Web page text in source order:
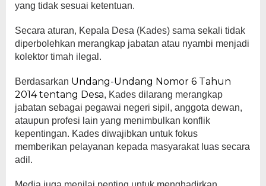
yang tidak sesuai ketentuan.
Secara aturan, Kepala Desa (Kades) sama sekali tidak
diperbolehkan merangkap jabatan atau nyambi menjadi
kolektor timah ilegal.
Berdasarkan Undang-Undang Nomor 6 Tahun
2014 tentang Desa, Kades dilarang merangkap
jabatan sebagai pegawai negeri sipil, anggota dewan,
ataupun profesi lain yang menimbulkan konflik
kepentingan. Kades diwajibkan untuk fokus
memberikan pelayanan kepada masyarakat luas secara
adil.